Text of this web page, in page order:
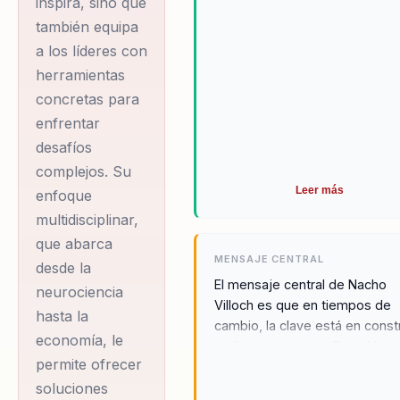
actuar para
prepararse a un
futuro al que nos
acercamos a
velocidad
exponencial, para
identificar
oportunidades.
Conferencista de alto
impacto y eficacia
demostrada para
inspirar a las
audiencias a
también equipa
a los líderes con
herramientas
concretas para
enfrentar
desafíos
complejos. Su
enfoque
multidisciplinar,
que abarca
desde la
neurociencia
hasta la
economía, le
permite ofrecer
soluciones
Leer más
MENSAJE CENTRAL
El mensaje central de Nacho
Villoch es que en tiempos de
cambio, la clave está en